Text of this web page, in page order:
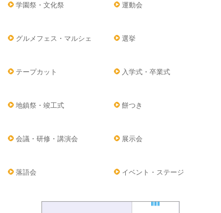
学園祭・文化祭 運動会
グルメフェス・マルシェ 選挙
テープカット 入学式・卒業式
地鎮祭・竣工式 餅つき
会議・研修・講演会 展示会
落語会 イベント・ステージ